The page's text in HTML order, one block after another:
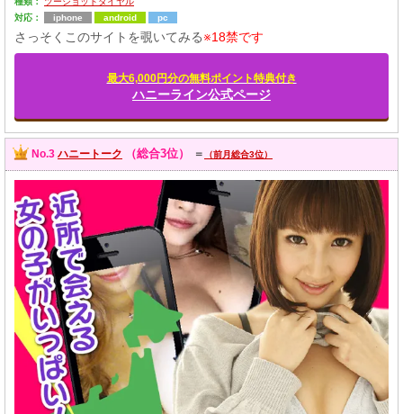
対応：
iphone android pc
さっそくこのサイトを覗いてみる※18禁です
最大6,000円分の無料ポイント特典付き
ハニーライン公式ページ
No.3 ハニートーク （総合3位） ＝ （前月総合3位）